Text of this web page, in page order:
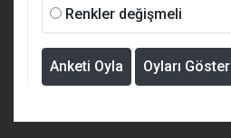
Renkler değişmeli
Anketi Oyla Oyları Göster